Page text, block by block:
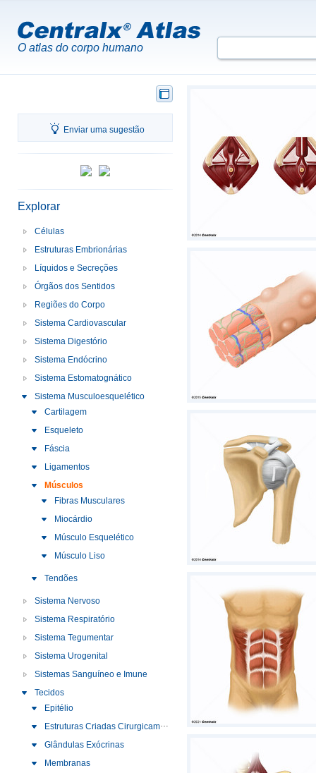
O atlas do corpo humano
Enviar uma sugestão
Explorar
Células
Estruturas Embrionárias
Líquidos e Secreções
Órgãos dos Sentidos
Regiões do Corpo
Sistema Cardiovascular
Sistema Digestório
Sistema Endócrino
Sistema Estomatognático
Sistema Musculoesquelético
Cartilagem
Esqueleto
Fáscia
Ligamentos
Músculos
Fibras Musculares
Miocárdio
Músculo Esquelético
Músculo Liso
Tendões
Sistema Nervoso
Sistema Respiratório
Sistema Tegumentar
Sistema Urogenital
Sistemas Sanguíneo e Imune
Tecidos
Epitélio
Estruturas Criadas Cirurgicamente
Glândulas Exócrinas
Membranas